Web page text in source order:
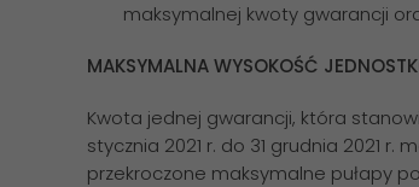
maksymalnej kwoty gwarancji
MAKSYMALNA WYSOKOŚĆ
Kwota jednej gwarancji, która
stycznia 2021 r. do 31 grudnia 2021
przekroczone maksymalne pułapy